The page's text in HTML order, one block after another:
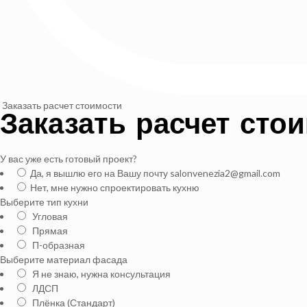
Заказать расчет стоимости
Заказать расчет
У вас уже есть готовый проект?
Да, я вышлю его на Вашу почту salonvenezia2@gmail.com
Нет, мне нужно спроектировать кухню
Выберите тип кухни
Угловая
Прямая
П-образная
Выберите материал фасада
Я не знаю, нужна консультация
ЛДСП
Плёнка (Стандарт)